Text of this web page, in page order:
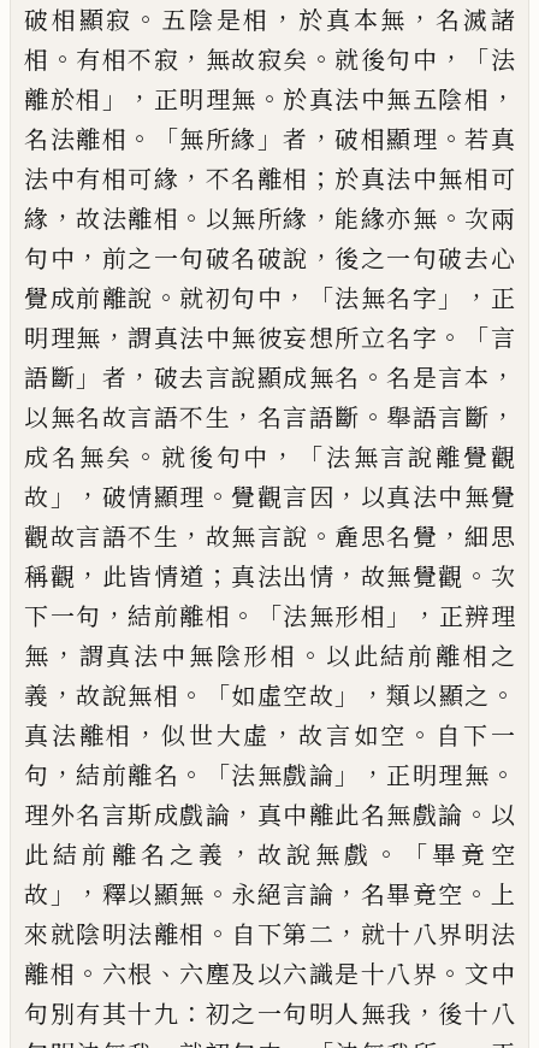
破相顯寂 。 五陰是相 ， 於真本無 ， 名滅諸
相 。 有相不寂 ， 無故寂矣 。 就後句中 ，「法
離於相 」， 正明理無 。 於真法中無五陰相 ，
名法離相 。「無所緣 」者 ，破相顯理 。若真
法中有相可緣 ， 不名離相 ； 於真法中無相可
緣 ，故法離相 。 以無所緣 ， 能緣亦無 。 次兩
句中 ， 前之一句破名破說 ， 後之一句破去心
覺成前離說 。 就初句中 ，「法無名字 」， 正
明理無 ，謂真法中無彼妄想所立名字 。「言
語斷 」 者 ， 破去言說顯成無名 。名是言本 ，
以無名故言語不生 ， 名言語斷 。 舉語言斷 ，
成名無矣 。 就後句中 ，「法無言說離覺觀
故 」， 破情顯理 。 覺觀言因 ， 以真法中無覺
觀故言語不生 ， 故無言說 。 麁思名覺 ，細思
稱觀 ， 此皆情道 ； 真法出情 ， 故無覺觀 。 次
下一句 ，結前離相 。 「法無形相 」， 正辨理
無 ， 謂真法中無陰形相 。 以此結前離相之
義 ，故說無相 。「如虛空故 」，類以顯之 。
真法離相 ， 似世大虛 ， 故言如空 。 自下一
句 ，結前離名 。「法無戲論 」， 正明理無 。
理外名言斯成戲論 ， 真中離此名無戲論 。 以
此結前離名之義 ， 故說無戲 。「畢竟空
故 」， 釋以顯無 。 永絕言論 ， 名畢竟空 。
上
來就陰明法離相 。 自下第二 ， 就十八界明法
離相 。 六根 、 六塵及以六識是十八界 。 文中
句別有其十九 ： 初之一句明人無我 ， 後十八